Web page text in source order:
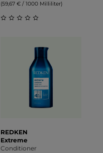
(59,67 € / 1000 Milliliter)
REDKEN
Extreme
Conditioner